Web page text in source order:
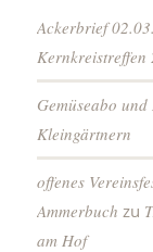
Ackerbrief
Gemüseabo
Kleingärtnern
offenes
Ammerbuch zu
am Hof